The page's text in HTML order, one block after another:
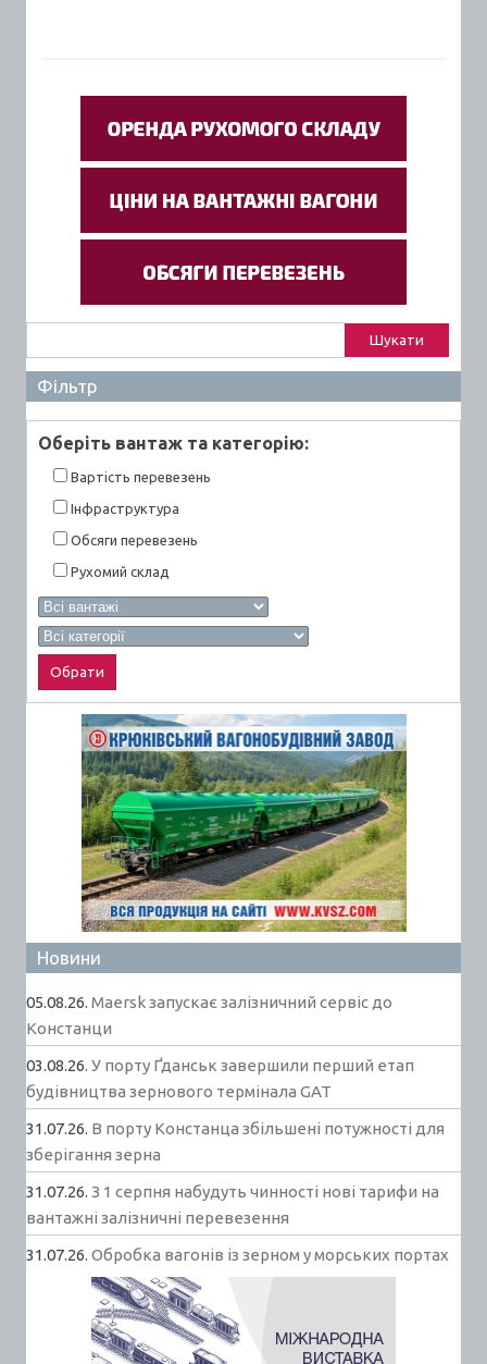
Фільтр
Оберiть вантаж та категорiю:
Вартiсть перевезень
Інфраструктура
Обсяги перевезень
Рухомий склад
Новини
05.08.26. Maersk запускає залізничний сервіс до
Констанци
03.08.26. У порту Ґданськ завершили перший етап
будівництва зернового термінала GAT
31.07.26. В порту Констанца збільшені потужності для
зберігання зерна
31.07.26. З 1 серпня набудуть чинності нові тарифи на
вантажні залізничні перевезення
31.07.26. Обробка вагонів із зерном у морських портах